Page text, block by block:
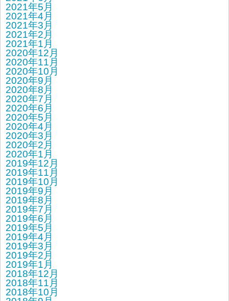
2021年5月
2021年4月
2021年3月
2021年2月
2021年1月
2020年12月
2020年11月
2020年10月
2020年9月
2020年8月
2020年7月
2020年6月
2020年5月
2020年4月
2020年3月
2020年2月
2020年1月
2019年12月
2019年11月
2019年10月
2019年9月
2019年8月
2019年7月
2019年6月
2019年5月
2019年4月
2019年3月
2019年2月
2019年1月
2018年12月
2018年11月
2018年10月